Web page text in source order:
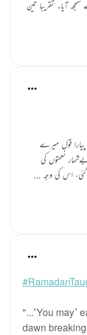
آیا۔ تقریبا تین
قول میرے
نعمتوں کی
اس کی وجہ ...
"...˹You may˺
dawn